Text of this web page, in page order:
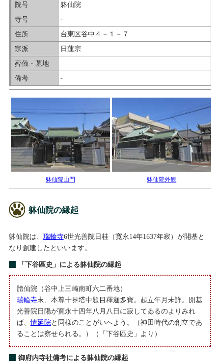
院号
躰仙院
寺号
-
住所
台東区谷中４－１－７
宗派
日蓮宗
葬儀・墓地
-
備考
-
躰仙院山門 躰仙院外観
躰仙院の縁起
躰仙院は、 瑞輪寺6世光善院日桂（寛永14年1637年寂）が開基と
なり創建したといいます。
「下谷區史」による躰仙院の縁起
體仙院（谷中上三崎南町六二番地）
瑞輪寺末、本尊十界塔中題目釋迦多寶。起立年月未詳。開基
光善院日陽が寛永十四年八月八日に寂してゐるのよりみれ
ば、情延院と同様のことがいへよう。（神田時代の創立であ
ることは察せられる。）（「下谷區史」より）
御府内寺社備考による躰仙院の縁起